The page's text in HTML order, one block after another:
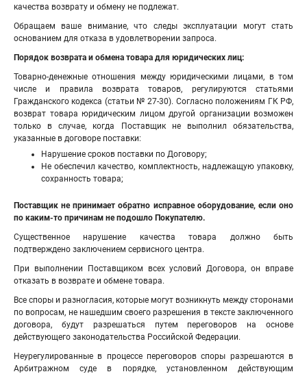
качества возврату и обмену не подлежат.
Обращаем ваше внимание, что следы эксплуатации могут стать
основанием для отказа в удовлетворении запроса.
Порядок возврата и обмена товара для юридических лиц:
Товарно-денежные отношения между юридическими лицами, в том
числе и правила возврата товаров, регулируются статьями
Гражданского кодекса (статьи № 27-30). Согласно положениям ГК РФ,
возврат товара юридическим лицом другой организации возможен
только в случае, когда Поставщик не выполнил обязательства,
указанные в договоре поставки:
Нарушение сроков поставки по Договору;
Не обеспечил качество, комплектность, надлежащую упаковку,
сохранность товара;
Поставщик не принимает обратно исправное оборудование, если оно
по каким-то причинам не подошло Покупателю.
Существенное нарушение качества товара должно быть
подтверждено заключением сервисного центра.
При выполнении Поставщиком всех условий Договора, он вправе
отказать в возврате и обмене товара.
Все споры и разногласия, которые могут возникнуть между сторонами
по вопросам, не нашедшим своего разрешения в тексте заключенного
договора, будут разрешаться путем переговоров на основе
действующего законодательства Российской Федерации.
Неурегулированные в процессе переговоров споры разрешаются в
Арбитражном суде в порядке, установленном действующим